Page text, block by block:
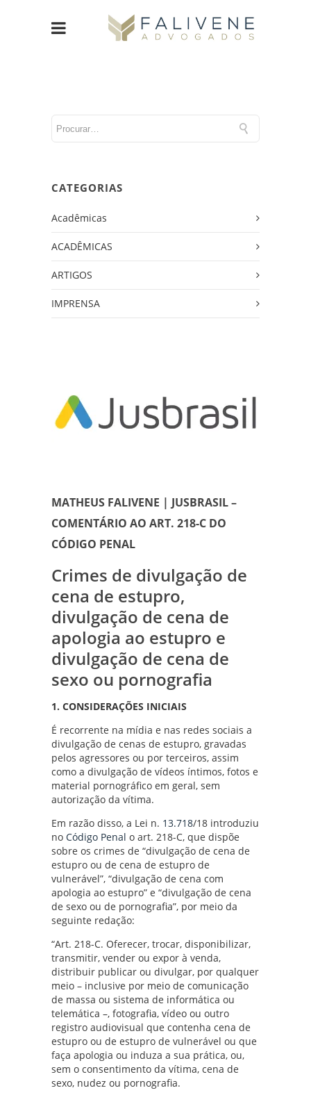
CATEGORIAS
Acadêmicas
ACADÊMICAS
ARTIGOS
IMPRENSA
MATHEUS FALIVENE | JUSBRASIL –
COMENTÁRIO AO ART. 218-C DO
CÓDIGO PENAL
Crimes de divulgação de
cena de estupro,
divulgação de cena de
apologia ao estupro e
divulgação de cena de
sexo ou pornografia
1. CONSIDERAÇÕES INICIAIS
É recorrente na mídia e nas redes sociais a
divulgação de cenas de estupro, gravadas
pelos agressores ou por terceiros, assim
como a divulgação de vídeos íntimos, fotos e
material pornográfico em geral, sem
autorização da vítima.
Em razão disso, a Lei n. 13.718/18 introduziu
no Código Penal o art. 218-C, que dispõe
sobre os crimes de “divulgação de cena de
estupro ou de cena de estupro de
vulnerável”, “divulgação de cena com
apologia ao estupro” e “divulgação de cena
de sexo ou de pornografia”, por meio da
seguinte redação:
“Art. 218-C. Oferecer, trocar, disponibilizar,
transmitir, vender ou expor à venda,
distribuir publicar ou divulgar, por qualquer
meio – inclusive por meio de comunicação
de massa ou sistema de informática ou
telemática –, fotografia, vídeo ou outro
registro audiovisual que contenha cena de
estupro ou de estupro de vulnerável ou que
faça apologia ou induza a sua prática, ou,
sem o consentimento da vítima, cena de
sexo, nudez ou pornografia.